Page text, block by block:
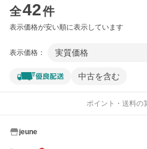
全42件
表示価格が安い順に表示しています
表示価格： 実質価格
中古を含む
ポイント・送料の
jeune